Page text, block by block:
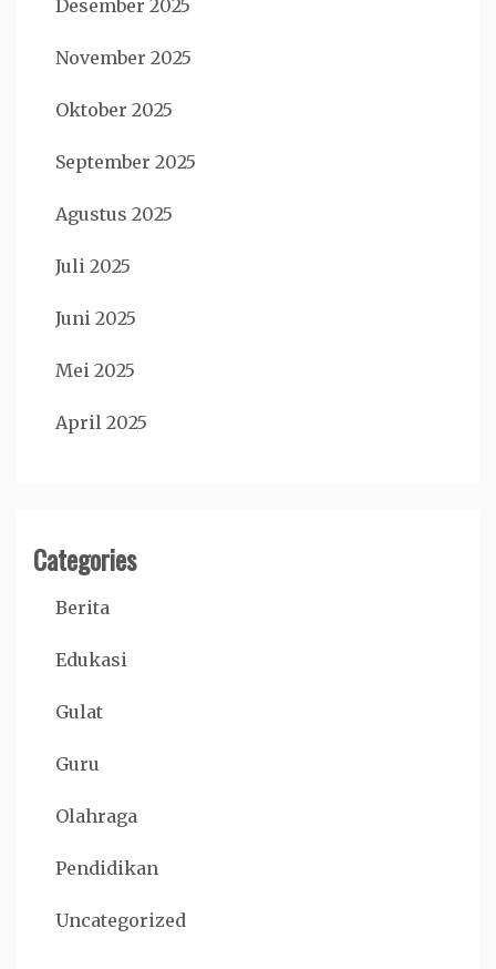
Desember 2025
November 2025
Oktober 2025
September 2025
Agustus 2025
Juli 2025
Juni 2025
Mei 2025
April 2025
Categories
Berita
Edukasi
Gulat
Guru
Olahraga
Pendidikan
Uncategorized